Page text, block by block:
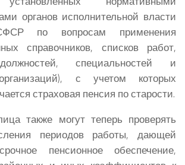
органов исполнительной власти
по вопросам применения
справочников, списков работ,
специальностей и
с учетом которых
страховая пенсия по старости.
также могут теперь проверять
периодов работы, дающей
пенсионное обеспечение,